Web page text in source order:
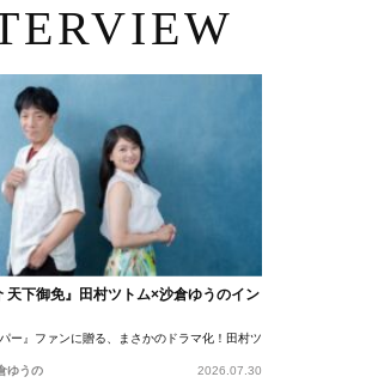
天下御免』田村ツトム×沙倉ゆうのイン
パー』ファンに贈る、まさかのドラマ化！田村ツトム×沙倉ゆうのが語
ゆうの 2026.07.30